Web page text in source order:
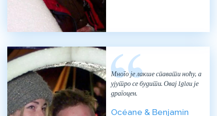
Много је лакше спавати ноћу, а
ујутро се будити. Овај Iglou је
драгоцен.
Océane & Benjamin